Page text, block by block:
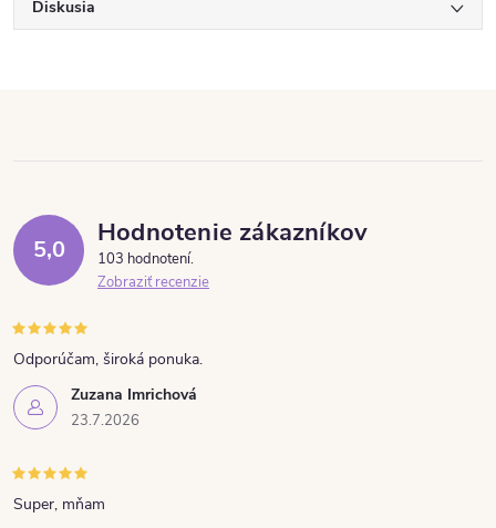
Diskusia
5,0
Hodnotenie zákazníkov
103 hodnotení
Zobraziť recenzie
Zuzana Imrichová
23.7.2026
Odporúčam, široká ponuka.
Super, mňam